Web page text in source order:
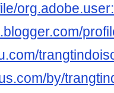
by/